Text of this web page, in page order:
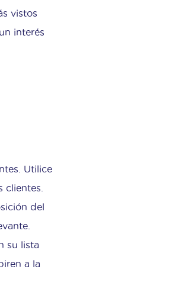
vistos
interés
Utilice
del
su lista
a la